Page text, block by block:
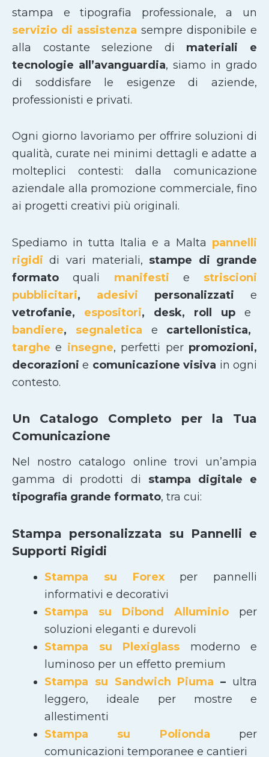
stampa e tipografia professionale, a un
servizio di assistenza sempre disponibile e
alla costante selezione di materiali e
tecnologie all’avanguardia, siamo in grado
di soddisfare le esigenze di aziende,
professionisti e privati.
Ogni giorno lavoriamo per offrire soluzioni di
qualità, curate nei minimi dettagli e adatte a
molteplici contesti: dalla comunicazione
aziendale alla promozione commerciale, fino
ai progetti creativi più originali.
Spediamo in tutta Italia e a Malta pannelli
rigididi vari materiali, stampe di grande
formatoquali manifesti e striscioni
pubblicitari, adesivi personalizzati e
vetrofanie, espositori, desk, roll up e
bandiere, segnaletica e cartellonistica,
targhee insegne, perfetti per promozioni,
decorazionie comunicazione visiva in ogni
contesto.
Un Catalogo Completo per la Tua
Comunicazione
Nel nostro catalogo online trovi un’ampia
gamma di prodotti di stampa digitale e
tipografia grande formato, tra cui:
Stampa personalizzata su Pannelli e
Supporti Rigidi
Stampa su Forexper pannelli
informativi e decorativi
Stampa su Dibond Alluminio per
soluzioni eleganti e durevoli
Stampa su Plexiglass moderno e
luminoso per un effetto premium
Stampa su Sandwich Piuma – ultra
leggero, ideale per mostre e
allestimenti
Stampa su Polionda per
comunicazioni temporanee e cantieri